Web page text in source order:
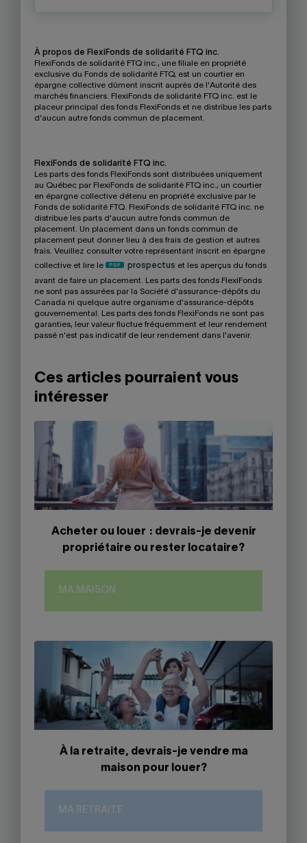
À propos de FlexiFonds de solidarité FTQ inc.
FlexiFonds de solidarité FTQ inc., une filiale en propriété
exclusive du Fonds de solidarité FTQ, est un courtier en
épargne collective dûment inscrit auprès de l'Autorité des
marchés financiers. FlexiFonds de solidarité FTQ inc. est le
placeur principal des fonds FlexiFonds et ne distribue les parts
d'aucun autre fonds commun de placement.
FlexiFonds de solidarité FTQ inc.
Les parts des fonds FlexiFonds sont distribuées uniquement
au Québec par FlexiFonds de solidarité FTQ inc., un courtier
en épargne collective détenu en propriété exclusive par le
Fonds de solidarité FTQ. FlexiFonds de solidarité FTQ inc. ne
distribue les parts d'aucun autre fonds commun de
placement. Un placement dans un fonds commun de
placement peut donner lieu à des frais de gestion et autres
frais. Veuillez consulter votre représentant inscrit en épargne
collective et lire le
prospectus et les aperçus du fonds
avant de faire un placement. Les parts des fonds FlexiFonds
ne sont pas assurées par la Société d'assurance-dépôts du
Canada ni quelque autre organisme d'assurance-dépôts
gouvernemental. Les parts des fonds FlexiFonds ne sont pas
garanties, leur valeur fluctue fréquemment et leur rendement
passé n'est pas indicatif de leur rendement dans l'avenir.
Ces articles pourraient vous
intéresser
Acheter ou louer : devrais-je devenir
propriétaire ou rester locataire?
MA MAISON
À la retraite, devrais-je vendre ma
maison pour louer?
MA RETRAITE